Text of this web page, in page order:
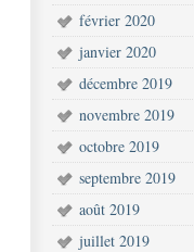
février 2020
janvier 2020
décembre 2019
novembre 2019
octobre 2019
septembre 2019
août 2019
juillet 2019